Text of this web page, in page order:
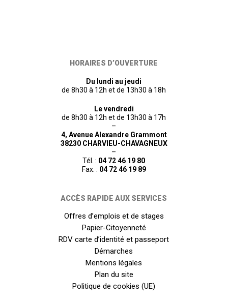
HORAIRES D’OUVERTURE
Du lundi au jeudi
de 8h30 à 12h et de 13h30 à 18h
Le vendredi
de 8h30 à 12h et de 13h30 à 17h
–
4, Avenue Alexandre Grammont
38230 CHARVIEU-CHAVAGNEUX
–
Tél. : 04 72 46 19 80
Fax. : 04 72 46 19 89
ACCÈS RAPIDE AUX SERVICES
Offres d’emplois et de stages
Papier-Citoyenneté
RDV carte d’identité et passeport
Démarches
Mentions légales
Plan du site
Politique de cookies (UE)